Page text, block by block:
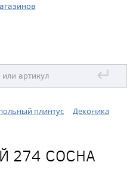
↵
плинтус
Деконика
274 СОСНА